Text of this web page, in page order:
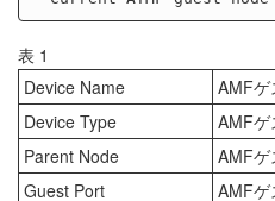
表 1
Device Name
AMFゲ
Device Type
AMFゲ
Parent Node
AMFゲ
Guest Port
AMFゲ